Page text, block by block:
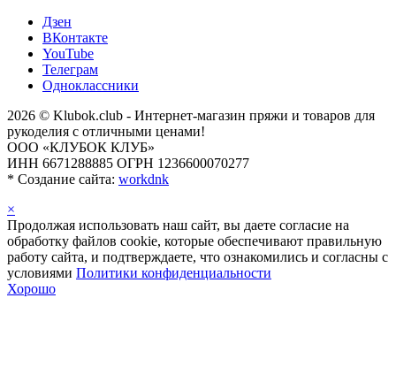
Дзен
ВКонтакте
YouTube
Телеграм
Одноклассники
2026 © Klubok.club - Интернет-магазин пряжи и товаров для
рукоделия с отличными ценами!
ООО «КЛУБОК КЛУБ»
ИНН 6671288885 ОГРН 1236600070277
* Создание сайта: workdnk
×
Продолжая использовать наш сайт, вы даете согласие на
обработку файлов cookie, которые обеспечивают правильную
работу сайта, и подтверждаете, что ознакомились и согласны с
условиями Политики конфиденциальности
Хорошо